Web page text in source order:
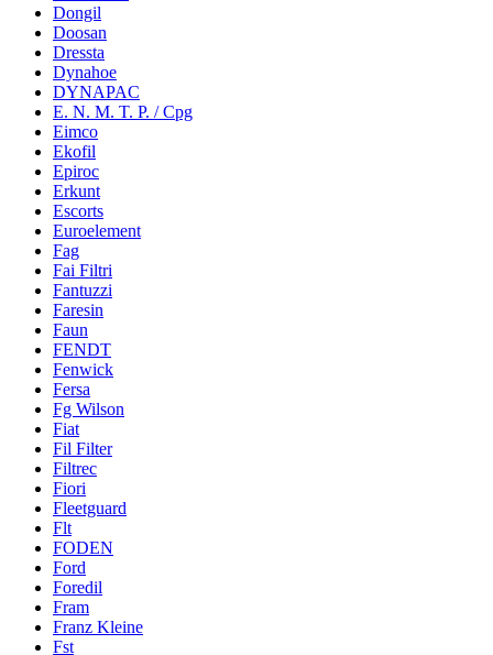
Dongil
Doosan
Dressta
Dynahoe
DYNAPAC
E. N. M. T. P. / Cpg
Eimco
Ekofil
Epiroc
Erkunt
Escorts
Euroelement
Fag
Fai Filtri
Fantuzzi
Faresin
Faun
FENDT
Fenwick
Fersa
Fg Wilson
Fiat
Fil Filter
Filtrec
Fiori
Fleetguard
Flt
FODEN
Ford
Foredil
Fram
Franz Kleine
Fst